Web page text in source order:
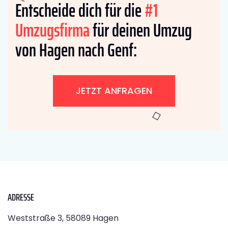
Entscheide dich für die#1
Umzugsfirmafür deinen Umzug
von Hagen nach Genf:
JETZT ANFRAGEN
ADRESSE
Weststraße 3, 58089 Hagen